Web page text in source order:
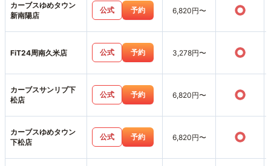
カーブスゆめタウン
新南陽店
公式 予約 6,820円〜 ○
FiT24周南久米店 公式 予約 3,278円〜 ○
カーブスサンリブ下
松店
公式 予約 6,820円〜 ○
カーブスゆめタウン
下松店
公式 予約 6,820円〜 ○